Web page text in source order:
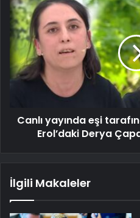
Canlı yayında eşi
Erol’daki Derya
İlgili Makaleler